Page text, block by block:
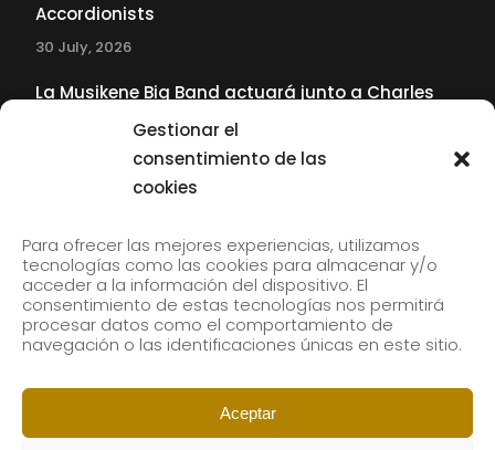
Gestionar el
consentimiento de las
cookies
Para ofrecer las mejores experiencias, utilizamos
tecnologías como las cookies para almacenar y/o
acceder a la información del dispositivo. El
consentimiento de estas tecnologías nos permitirá
procesar datos como el comportamiento de
navegación o las identificaciones únicas en este sitio.
Aceptar
Accordionists
30 July, 2026
La Musikene Big Band actuará junto a Charles
Tolliver en el 61 Jazzaldia
Subscribe to our newsletter to receive our news by
email.